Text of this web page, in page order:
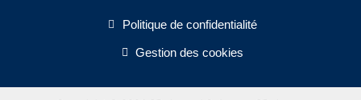
Politique de confidentialité
Gestion des cookies